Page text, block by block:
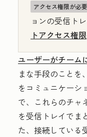
アクセス権限が必要
ョンの受信ト
トアクセス権限
ユーザーがチーム
まな手段のことを
をコミュニケーシ
で、これらのチャ
を受信トレイでま
た、接続している